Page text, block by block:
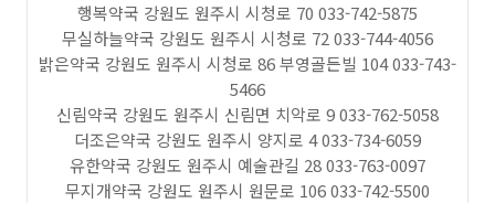
행복약국 강원도 원주시 시청로 70 033-742-5875
무실하늘약국 강원도 원주시 시청로 72 033-744-4056
밝은약국 강원도 원주시 시청로 86 부영골든빌 104 033-743-
5466
신림약국 강원도 원주시 신림면 치악로 9 033-762-5058
더조은약국 강원도 원주시 양지로 4 033-734-6059
유한약국 강원도 원주시 예술관길 28 033-763-0097
무지개약국 강원도 원주시 원문로 106 033-742-5500